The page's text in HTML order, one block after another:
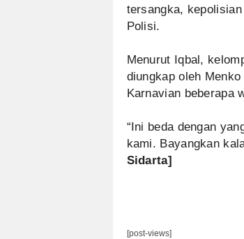
tersangka,
Polisi.
Menurut Iqbal,
diungkap oleh
Karnavian beberapa
“Ini beda dengan
kami. Bayangkan
Sidarta]
[post-views]